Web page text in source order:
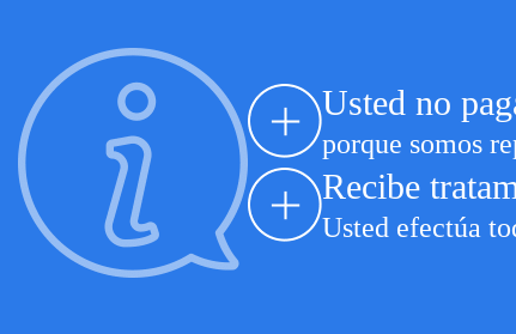
Usted no
porque somos
Recibe
Usted efectúa